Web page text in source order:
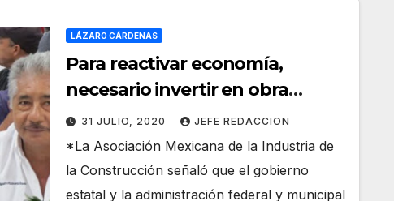
LÁZARO CÁRDENAS
Para reactivar economía,
necesario invertir en obra
pública y no posponer
megaproyectos: AMIC
31 JULIO, 2020 JEFE REDACCION
*La Asociación Mexicana de la Industria de
la Construcción señaló que el gobierno
estatal y la administración federal y municipal